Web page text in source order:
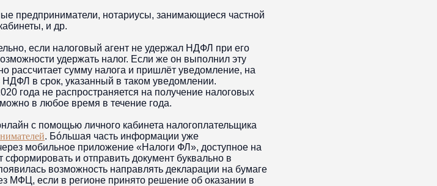
предприниматели, нотариусы, занимающиеся частной
и др.
если налоговый агент не удержал НДФЛ при его
удержать налог. Если же он выполнил эту
рассчитает сумму налога и пришлёт уведомление, на
НДФЛ в срок, указанный в таком уведомлении.
года не распространяется на получение налоговых
в любое время в течение года.
с помощью личного кабинета налогоплательщика
. Бó‎льшая часть информации уже
мобильное приложение «Налоги ФЛ», доступное на
и отправить документ буквально в
возможность направлять декларации на бумаге
МФЦ, если в регионе принято решение об оказании в